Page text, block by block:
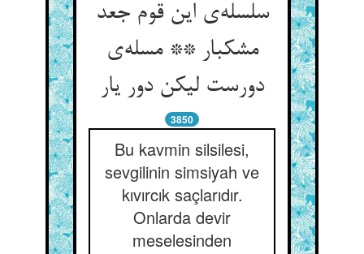
سلسله‌ی این قوم جعد
مشکبار ** مسله‌ی
دورست لیکن دور یار
3850
Bu kavmin silsilesi,
sevgilinin simsiyah ve
kıvırcık saçlarıdır.
Onlarda devir
meselesinden